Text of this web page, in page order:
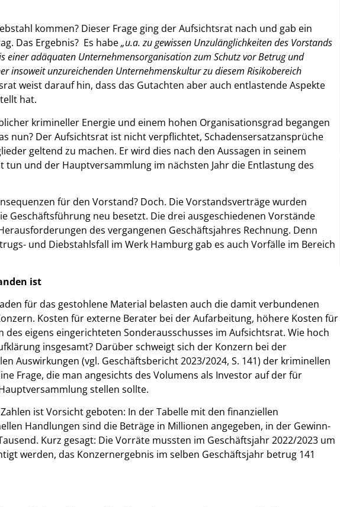
kommen? Dieser Frage ging der Aufsichtsrat nach und gab ein
Das Ergebnis? Es habe„u.a. zu gewissen Unzulänglichkeiten des Vorstands
einer adäquaten Unternehmensorganisation zum Schutz vor Betrug und
insoweit unzureichenden Unternehmenskultur zu diesem Risikobereich
weist darauf hin, dass das Gutachten aber auch entlastende Aspekte
hat.
krimineller Energie und einem hohen Organisationsgrad begangen
nun? Der Aufsichtsrat ist nicht verpflichtet, Schadensersatzansprüche
geltend zu machen. Er wird dies nach den Aussagen in seinem
tun und der Hauptversammlung im nächsten Jahr die Entlastung des
für den Vorstand? Doch. Die Vorstandsverträge wurden
Geschäftsführung neu besetzt. Die drei ausgeschiedenen Vorstände
des vergangenen Geschäftsjahres Rechnung. Denn
und Diebstahlsfall im Werk Hamburg gab es auch Vorfälle im Bereich
ist
für das gestohlene Material belasten auch die damit verbundenen
Kosten für externe Berater bei der Aufarbeitung, höhere Kosten für
des eigens eingerichteten Sonderausschusses im Aufsichtsrat. Wie hoch
insgesamt? Darüber schweigt sich der Konzern bei der
Auswirkungen (vgl. Geschäftsbericht 2023/2024, S. 141) der kriminellen
Frage, die man angesichts des Volumens als Investor auf der für
stellen sollte.
ist Vorsicht geboten: In der Tabelle mit den finanziellen
Handlungen sind die Beträge in Millionen angegeben, in der Gewinn-
Kurz gesagt: Die Vorräte mussten im Geschäftsjahr 2022/2023 um
werden, das Konzernergebnis im selben Geschäftsjahr betrug 141